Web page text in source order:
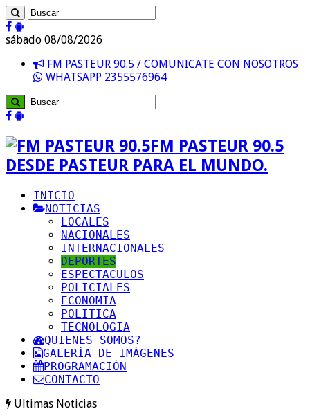
sábado 08/08/2026
FM PASTEUR 90.5 / COMUNICATE CON NOSOTROS
WHATSAPP 2355576964
FM PASTEUR 90.5
DESDE PASTEUR PARA EL MUNDO.
INICIO
NOTICIAS
LOCALES
NACIONALES
INTERNACIONALES
DEPORTES
ESPECTACULOS
POLICIALES
ECONOMIA
POLITICA
TECNOLOGIA
QUIENES SOMOS?
GALERÍA DE IMÁGENES
PROGRAMACIÓN
CONTACTO
Ultimas Noticias